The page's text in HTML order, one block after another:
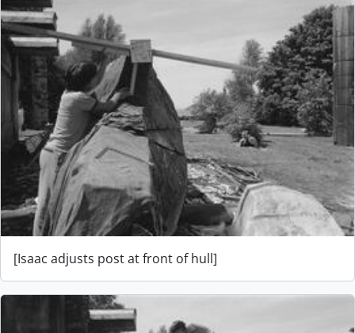
[Isaac adjusts post at front of hull]